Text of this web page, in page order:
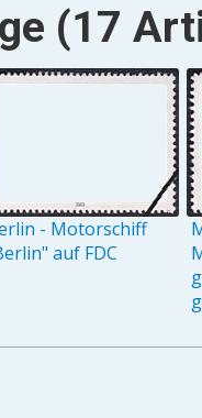
(17
- Motorschiff
auf FDC